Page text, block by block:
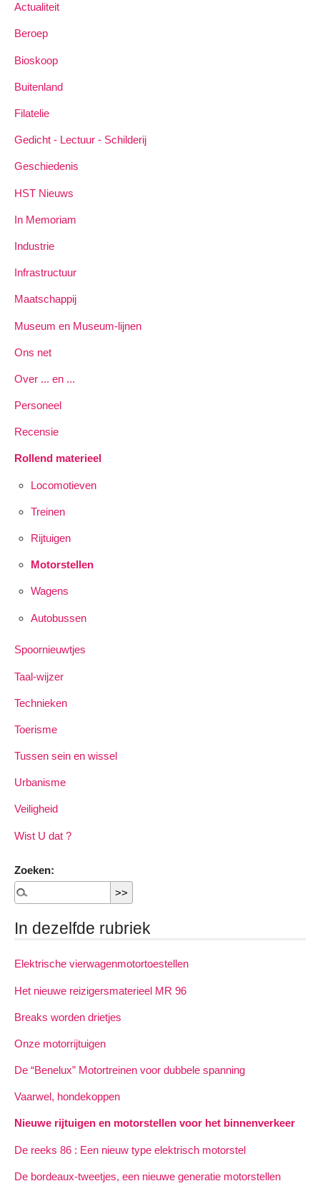
Actualiteit
Beroep
Bioskoop
Buitenland
Filatelie
Gedicht - Lectuur - Schilderij
Geschiedenis
HST Nieuws
In Memoriam
Industrie
Infrastructuur
Maatschappij
Museum en Museum-lijnen
Ons net
Over ... en ...
Personeel
Recensie
Rollend materieel
Locomotieven
Treinen
Rijtuigen
Motorstellen
Wagens
Autobussen
Spoornieuwtjes
Taal-wijzer
Technieken
Toerisme
Tussen sein en wissel
Urbanisme
Veiligheid
Wist U dat ?
Zoeken:
In dezelfde rubriek
Elektrische vierwagenmotortoestellen
Het nieuwe reizigersmaterieel MR 96
Breaks worden drietjes
Onze motorrijtuigen
De “Benelux” Motortreinen voor dubbele spanning
Vaarwel, hondekoppen
Nieuwe rijtuigen en motorstellen voor het binnenverkeer
De reeks 86 : Een nieuw type elektrisch motorstel
De bordeaux-tweetjes, een nieuwe generatie motorstellen